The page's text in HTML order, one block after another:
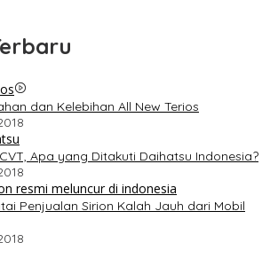
dan Kelebihan All New Terios
Apa yang Ditakuti Daihatsu Indonesia?
Penjualan Sirion Kalah Jauh dari Mobil